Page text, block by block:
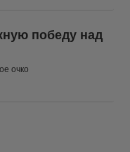
победу над
очко